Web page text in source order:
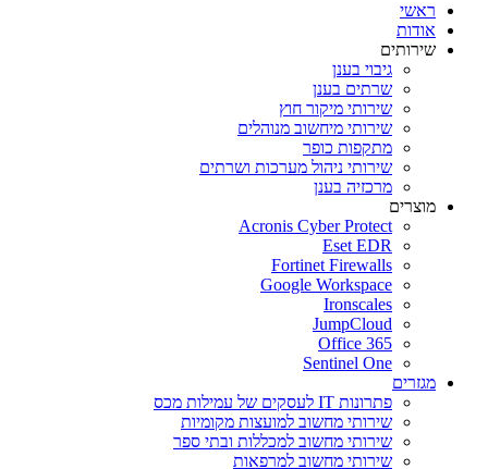
ראשי
אודות
שירותים
גיבוי בענן
שרתים בענן
שירותי מיקור חוץ
שירותי מיחשוב מנוהלים
מתקפות כופר
שירותי ניהול מערכות ושרתים
מרכזיה בענן
מוצרים
Acronis Cyber Protect
Eset EDR
Fortinet Firewalls
Google Workspace
Ironscales
JumpCloud
Office 365
Sentinel One
מגזרים
פתרונות IT לעסקים של עמילות מכס
שירותי מחשוב למועצות מקומיות
שירותי מחשוב למכללות ובתי ספר
שירותי מחשוב למרפאות